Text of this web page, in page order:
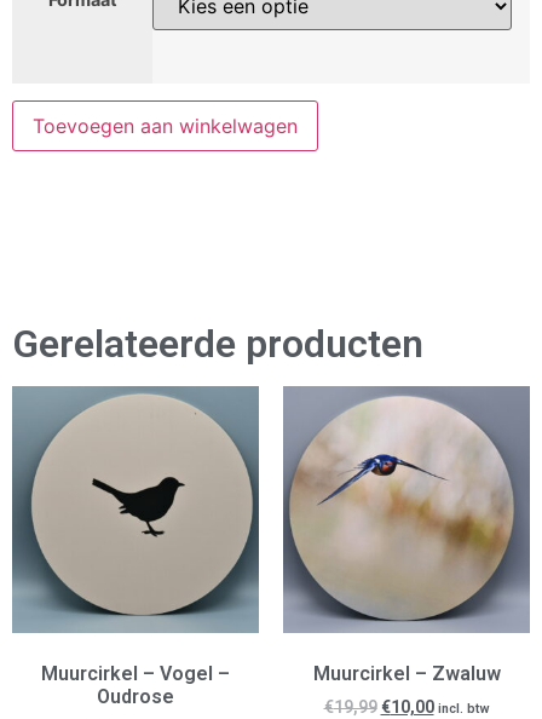
Toevoegen aan winkelwagen
Gerelateerde producten
Muurcirkel – Vogel –
Oudrose
Muurcirkel – Zwaluw
€19,99 €10,00 incl. btw